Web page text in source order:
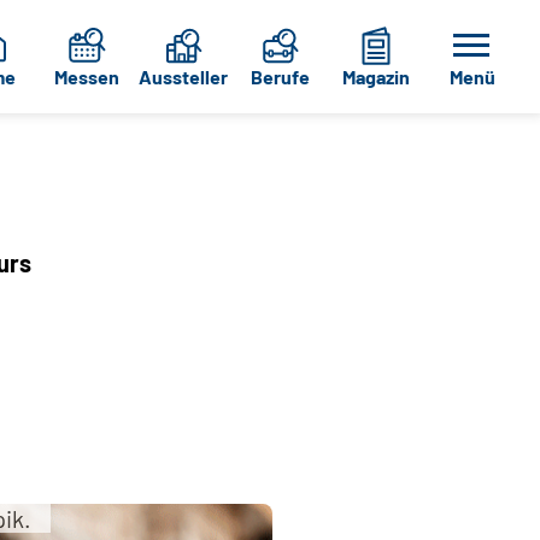
Messen Aussteller Berufe Magazin Menü